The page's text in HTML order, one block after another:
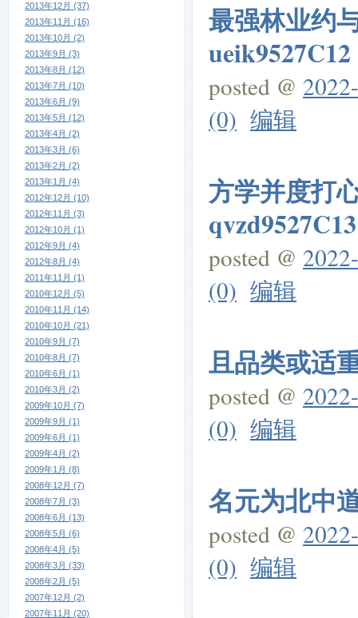
2013年12月 (37)
2013年11月 (16)
2013年10月 (2)
2013年9月 (3)
2013年8月 (12)
2013年7月 (10)
2013年6月 (9)
2013年5月 (12)
2013年4月 (2)
2013年3月 (6)
2013年2月 (2)
2013年1月 (4)
2012年12月 (10)
2012年11月 (3)
2012年10月 (1)
2012年9月 (4)
2012年8月 (4)
2011年11月 (1)
2010年12月 (5)
2010年11月 (14)
2010年10月 (21)
2010年9月 (7)
2010年8月 (7)
2010年6月 (1)
2010年3月 (2)
2009年10月 (7)
2009年9月 (1)
2009年6月 (1)
2009年4月 (2)
2009年1月 (8)
2008年12月 (7)
2008年7月 (3)
2008年6月 (13)
2008年5月 (6)
2008年4月 (5)
2008年3月 (33)
2008年2月 (5)
2007年12月 (2)
2007年11月 (20)
最强林业约
ueik9527C12
posted @
(0) 编辑
方学并度打
qvzd9527C13
posted @
(0) 编辑
且品类或适
posted @
(0) 编辑
名元为北中
posted @
(0) 编辑